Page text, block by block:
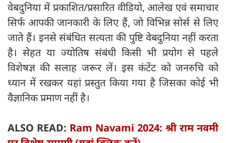
वेबदुनिया में प्रकाशित/प्रसारित वीडियो, आलेख एवं समाचार
सिर्फ आपकी जानकारी के लिए हैं, जो विभिन्न सोर्स से लिए
जाते हैं। इनसे संबंधित सत्यता की पुष्टि वेबदुनिया नहीं करता
है। सेहत या ज्योतिष संबंधी किसी भी प्रयोग से पहले
विशेषज्ञ की सलाह जरूर लें। इस कंटेंट को जनरुचि को
ध्यान में रखकर यहां प्रस्तुत किया गया है जिसका कोई भी
वैज्ञानिक प्रमाण नहीं है।
ALSO READ: Ram Navami 2024: श्री राम नवमी